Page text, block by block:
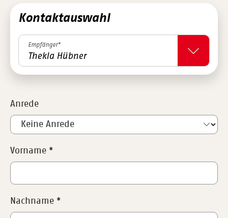
Kontaktauswahl
Empfänger*
Thekla Hübner
Anrede
Vorname *
Nachname *